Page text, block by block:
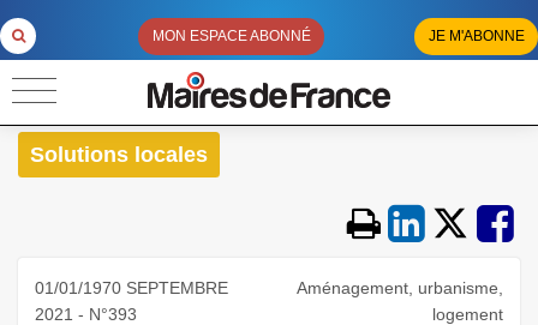
MON ESPACE ABONNÉ JE M'ABONNE
Solutions locales
01/01/1970 SEPTEMBRE
2021 - N°393
Aménagement, urbanisme,
logement